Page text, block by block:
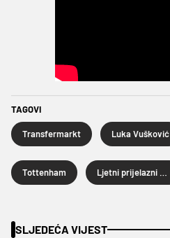
TAGOVI
Transfermarkt Luka Vušković
Tottenham
SLJEDEĆA VIJEST